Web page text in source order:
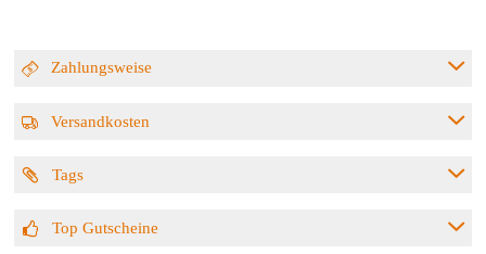
Zahlungsweise
Versandkosten
Tags
Top Gutscheine